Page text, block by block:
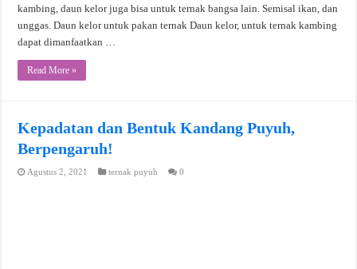
kambing, daun kelor juga bisa untuk ternak bangsa lain. Semisal ikan, dan
unggas. Daun kelor untuk pakan ternak Daun kelor, untuk ternak kambing
dapat dimanfaatkan …
Read More »
Kepadatan dan Bentuk Kandang Puyuh,
Berpengaruh!
Agustus 2, 2021 ternak puyuh 0